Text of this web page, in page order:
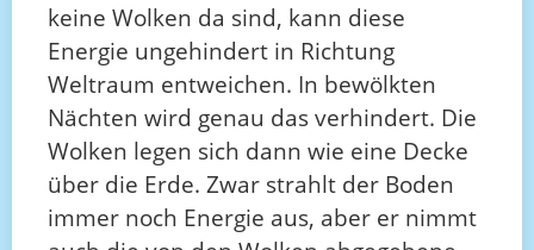
keine Wolken da sind, kann diese
Energie ungehindert in Richtung
Weltraum entweichen. In bewölkten
Nächten wird genau das verhindert. Die
Wolken legen sich dann wie eine Decke
über die Erde. Zwar strahlt der Boden
immer noch Energie aus, aber er nimmt